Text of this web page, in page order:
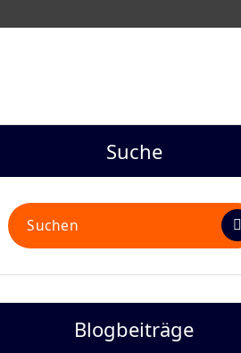
Suche
Suchen
nach:
Blogbeiträge